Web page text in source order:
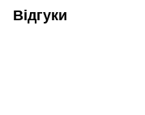
Відгуки